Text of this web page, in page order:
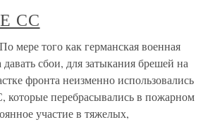
СС
того как германская военная
сбои, для затыкания брешей на
фронта неизменно использовались
перебрасывались в пожарном
участие в тяжелых,